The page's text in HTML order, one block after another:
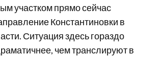
участком прямо сейчас
Константиновки в
Ситуация здесь гораздо
чем транслируют в